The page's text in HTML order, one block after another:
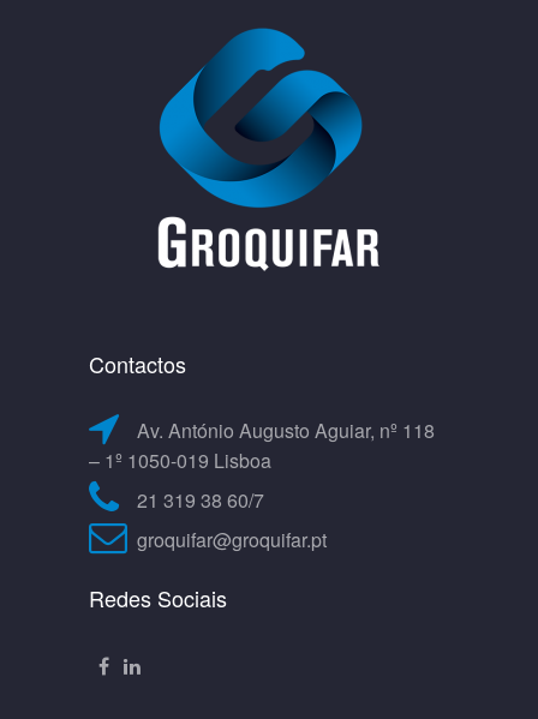
Contactos
Av. António Augusto Aguiar, nº 118
– 1º 1050-019 Lisboa
21 319 38 60/7
groquifar@groquifar.pt
Redes Sociais